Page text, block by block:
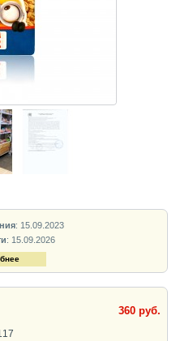
: 15.09.2023
: 15.09.2026
360 руб.